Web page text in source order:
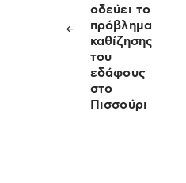
οδεύει το
πρόβλημα
καθίζησης
του
εδάφους
στο
Πισσούρι